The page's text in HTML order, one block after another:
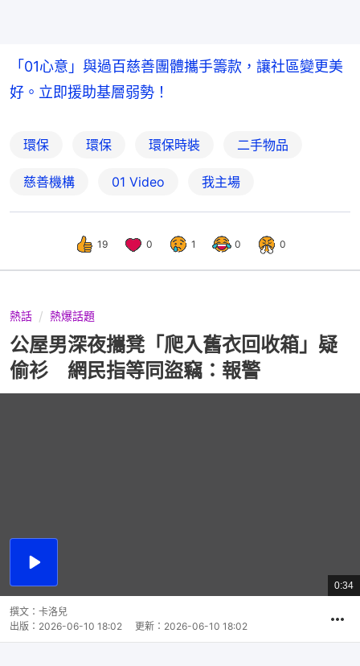
「01心意」與過百慈善團體攜手籌款，讓社區變更美
好。立即援助基層弱勢！
環保 環保 環保時裝 二手物品
慈善機構 01 Video 我主場
19 0 1 0 0
熱話 熱爆話題
公屋男深夜攜凳「爬入舊衣回收箱」疑
偷衫 網民指等同盜竊：報警
播
總
共
0:34
撰文： 卡洛兒
出版： 2026-06-10 18:02 更新： 2026-06-10 18:02